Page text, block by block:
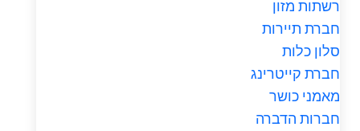
רשתות מזון
חברת תיירות
סלון כלות
חברת קייטרינג
מאמני כושר
חברות הדברה